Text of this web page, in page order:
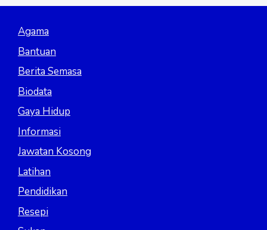
Agama
Bantuan
Berita Semasa
Biodata
Gaya Hidup
Informasi
Jawatan Kosong
Latihan
Pendidikan
Resepi